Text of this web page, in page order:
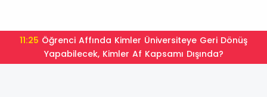
11:25
Yapabilecek, Kimler Af Kapsamı Dışında?